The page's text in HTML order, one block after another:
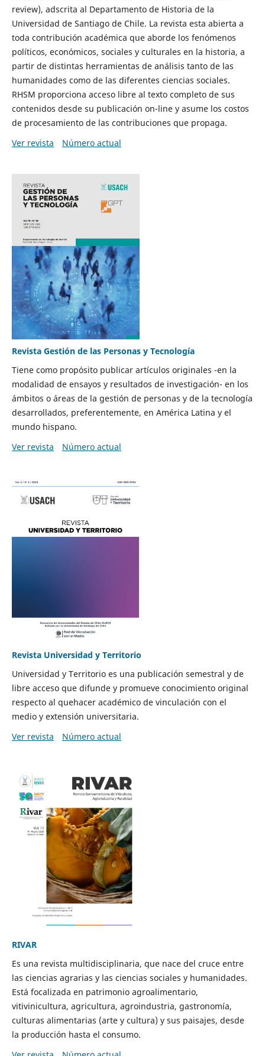
review), adscrita al Departamento de Historia de la
Universidad de Santiago de Chile. La revista esta abierta a
toda contribución académica que aborde los fenómenos
políticos, económicos, sociales y culturales en la historia, a
partir de distintas herramientas de análisis tanto de las
humanidades como de las diferentes ciencias sociales.
RHSM proporciona acceso libre al texto completo de sus
contenidos desde su publicación on-line y asume los costos
de procesamiento de las contribuciones que propaga.
Ver revista
Número actual
Revista Gestión de las Personas y Tecnología
Tiene como propósito publicar artículos originales -en la
modalidad de ensayos y resultados de investigación- en los
ámbitos o áreas de la gestión de personas y de la tecnología
desarrollados, preferentemente, en América Latina y el
mundo hispano.
Ver revista
Número actual
Revista Universidad y Territorio
Universidad y Territorio es una publicación semestral y de
libre acceso que difunde y promueve conocimiento original
respecto al quehacer académico de vinculación con el
medio y extensión universitaria.
Ver revista
Número actual
RIVAR
Es una revista multidisciplinaria, que nace del cruce entre
las ciencias agrarias y las ciencias sociales y humanidades.
Está focalizada en patrimonio agroalimentario,
vitivinicultura, agricultura, agroindustria, gastronomía,
culturas alimentarias (arte y cultura) y sus paisajes, desde
la producción hasta el consumo.